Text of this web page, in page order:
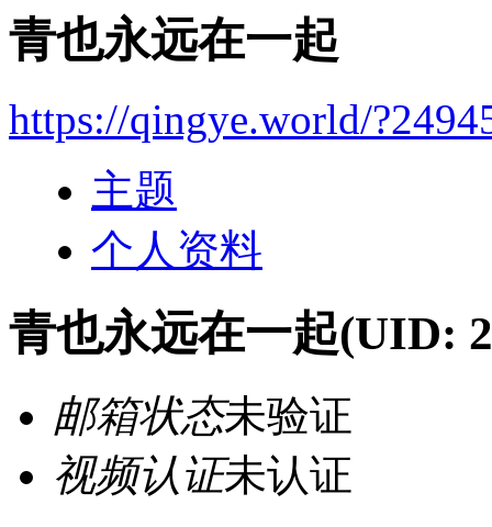
青也永远在一起
https://qingye.world/
主题
个人资料
青也永远在一起(UID:
邮箱状态未验证
视频认证未认证